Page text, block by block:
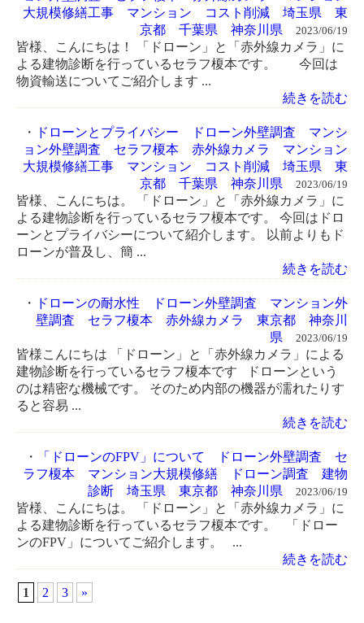
大規模修繕工事 マンション コスト削減 埼玉県 東
京都 千葉県 神奈川県
2023/06/19
皆様、こんにちは！ 「ドローン」と「赤外線カメラ」に
よる建物診断を行っているセラフ榎本です。 今回は
物資輸送についてご紹介します ...
続きを読む
・
ドローンとプライバシー ドローン外壁調査 マンシ
ョン外壁調査 セラフ榎本 赤外線カメラ マンション
大規模修繕工事 マンション コスト削減 埼玉県 東
京都 千葉県 神奈川県
2023/06/19
皆様、こんにちは。 「ドローン」と「赤外線カメラ」に
よる建物診断を行っているセラフ榎本です。 今回はドロ
ーンとプライバシーについて紹介します。 以前よりもド
ローンが普及し、簡 ...
続きを読む
・
ドローンの耐水性 ドローン外壁調査 マンション外
壁調査 セラフ榎本 赤外線カメラ 東京都 神奈川
県
2023/06/19
皆様こんにちは 「ドローン」と「赤外線カメラ」による
建物診断を行っているセラフ榎本です ドローンという
のは精密な機械です。 そのため内部の機器が濡れたりす
ると容易 ...
続きを読む
・
「ドローンのFPV」について ドローン外壁調査 セ
ラフ榎本 マンション大規模修繕 ドローン調査 建物
診断 埼玉県 東京都 神奈川県
2023/06/19
皆様、こんにちは。 「ドローン」と「赤外線カメラ」に
よる建物診断を行っているセラフ榎本です。 「ドロー
ンのFPV」についてご紹介します。 ...
続きを読む
1 2 3 »